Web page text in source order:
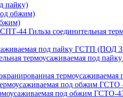
пайку)
обжим)
44 Гильза соединительная
под пайку ГСТП (ПОД
термоусаживаемая под
экранированная
термоусаживаемая под обжим
под обжим